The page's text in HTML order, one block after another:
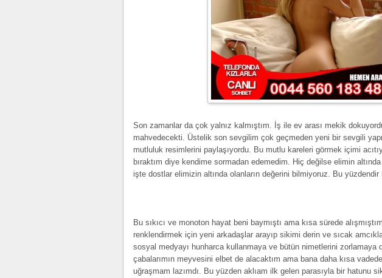
Son zamanlar da çok yalnız kalmıştım. İş ile ev arası mekik
mahvedecekti. Üstelik son sevgilim çok geçmeden yeni bir sevgili
mutluluk resimlerini paylaşıyordu. Bu mutlu kareleri görmek içimi
bıraktım diye kendime sormadan edemedim. Hiç değilse elimin
işte dostlar elimizin altında olanların değerini bilmiyoruz. Bu yüzdendir
Bu sıkıcı ve monoton hayat beni baymıştı ama kısa sürede
renklendirmek için yeni arkadaşlar arayıp sikimi derin ve sıcak
sosyal medyayı hunharca kullanmaya ve bütün nimetlerini zorlamaya
çabalarımın meyvesini elbet de alacaktım ama bana daha kısa
uğraşmam lazımdı. Bu yüzden aklıam ilk gelen parasıyla bir hatunu